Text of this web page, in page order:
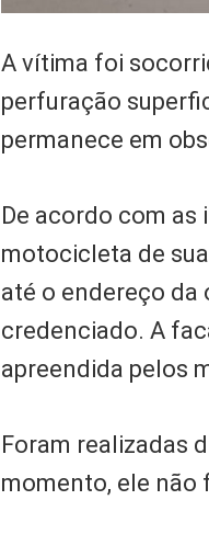
A vítima foi
perfuração
permanece em
De acordo com
motocicleta de
até o endereço da
credenciado. A
apreendida pelos
Foram realizadas
momento, ele não